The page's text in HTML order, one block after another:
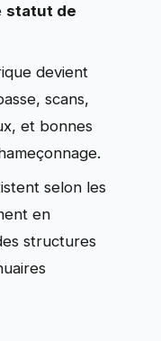
statut de
devient
scans,
et bonnes
selon les
en
structures